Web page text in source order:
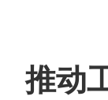
推动